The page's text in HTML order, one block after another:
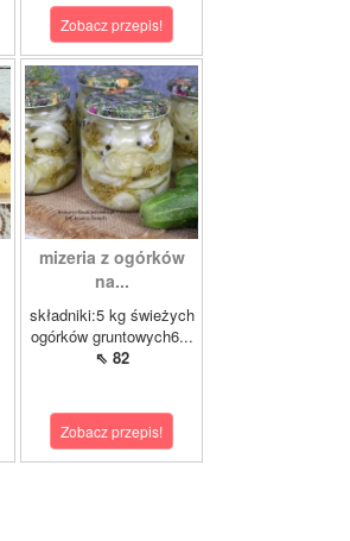
Zobacz przepis!
mizeria z ogórków
na...
składniki:5 kg świeżych
ogórków gruntowych6...
⇖ 82
Zobacz przepis!